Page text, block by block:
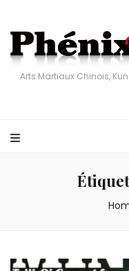
Arts Martiaux Chinois,